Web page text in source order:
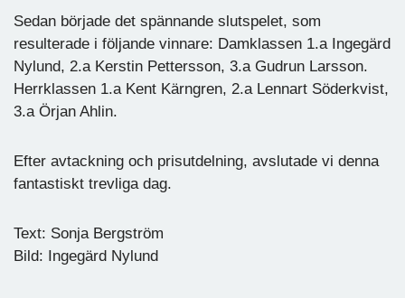
Sedan började det spännande slutspelet, som
resulterade i följande vinnare: Damklassen 1.a Ingegärd
Nylund, 2.a Kerstin Pettersson, 3.a Gudrun Larsson.
Herrklassen 1.a Kent Kärngren, 2.a Lennart Söderkvist,
3.a Örjan Ahlin.
Efter avtackning och prisutdelning, avslutade vi denna
fantastiskt trevliga dag.
Text: Sonja Bergström
Bild: Ingegärd Nylund